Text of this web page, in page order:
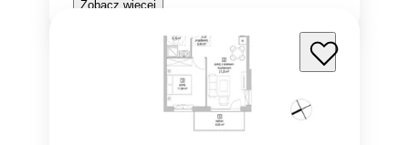
Zobacz więcej